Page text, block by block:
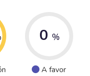
0 %
A favor